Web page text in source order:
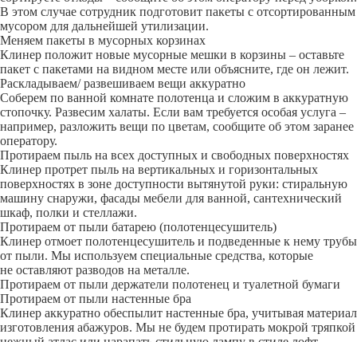
В этом случае сотрудник подготовит пакеты с отсортированным
мусором для дальнейшей утилизации.
Меняем пакеты в мусорных корзинах
Клинер положит новые мусорные мешки в корзины – оставьте
пакет с пакетами на видном месте или объясните, где он лежит.
Раскладываем/ развешиваем вещи аккуратно
Соберем по ванной комнате полотенца и сложим в аккуратную
стопочку. Развесим халаты. Если вам требуется особая услуга –
например, разложить вещи по цветам, сообщите об этом заранее
оператору.
Протираем пыль на всех доступных и свободных поверхностях
Клинер протрет пыль на вертикальных и горизонтальных
поверхностях в зоне доступности вытянутой руки: стиральную
машину снаружи, фасады мебели для ванной, сантехнический
шкаф, полки и стеллажи.
Протираем от пыли батарею (полотенцесушитель)
Клинер отмоет полотенцесушитель и подведенные к нему трубы
от пыли. Мы используем специальные средства, которые
не оставляют разводов на металле.
Протираем от пыли держатели полотенец и туалетной бумаги
Протираем от пыли настенные бра
Клинер аккуратно обеспылит настенные бра, учитывая материал
изготовления абажуров. Мы не будем протирать мокрой тряпкой